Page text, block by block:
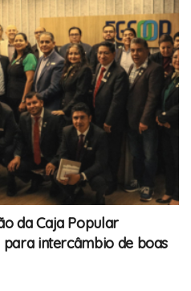
da Caja Popular
para intercâmbio de boas